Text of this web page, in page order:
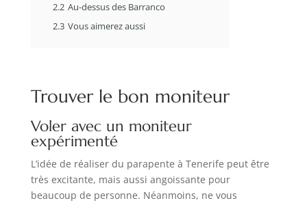
2.2 Au-dessus des Barranco
2.3 Vous aimerez aussi
Trouver le bon moniteur
Voler avec un moniteur
expérimenté
L’idée de réaliser du parapente à Tenerife peut être
très excitante, mais aussi angoissante pour
beaucoup de personne. Néanmoins, ne vous